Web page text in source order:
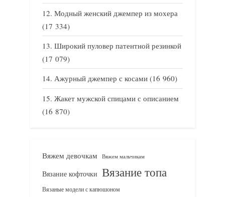
Модный женский джемпер из мохера
(17 334)
Широкий пуловер патентной резинкой
(17 079)
Ажурный джемпер с косами (16 960)
Жакет мужской спицами с описанием
(16 870)
Вяжем девочкам Вяжем мальчикам
Вязание кофточки Вязание топа
Вязаные модели с капюшоном